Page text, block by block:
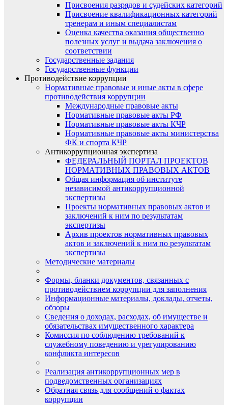
Присвоения разрядов и судейских категорий
Присвоение квалификационных категорий
тренерам и иным специалистам
Оценка качества оказания общественно
полезных услуг и выдача заключения о
соответствии
Государственные задания
Государственные функции
Противодействие коррупции
Нормативные правовые и иные акты в сфере
противодействия коррупции
Международные правовые акты
Нормативные правовые акты РФ
Нормативные правовые акты КЧР
Нормативные правовые акты министерства
ФК и спорта КЧР
Антикоррупционная экспертиза
ФЕДЕРАЛЬНЫЙ ПОРТАЛ ПРОЕКТОВ
НОРМАТИВНЫХ ПРАВОВЫХ АКТОВ
Общая информация об институте
независимой антикоррупционной
экспертизы
Проекты нормативных правовых актов и
заключений к ним по результатам
экспертизы
Архив проектов нормативных правовых
актов и заключений к ним по результатам
экспертизы
Методические материалы
Формы, бланки документов, связанных с
противодействием коррупции для заполнения
Информационные материалы, доклады, отчеты,
обзоры
Сведения о доходах, расходах, об имуществе и
обязательствах имущественного характера
Комиссия по соблюдению требований к
служебному поведению и урегулированию
конфликта интересов
Реализация антикоррупционных мер в
подведомственных организациях
Обратная связь для сообщений о фактах
коррупции